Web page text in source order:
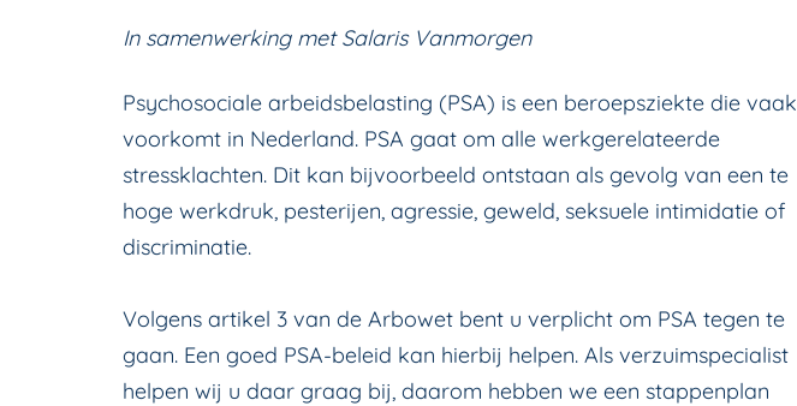
In samenwerking met Salaris Vanmorgen
Psychosociale arbeidsbelasting (PSA) is een beroepsziekte die vaak
voorkomt in Nederland. PSA gaat om alle werkgerelateerde
stressklachten. Dit kan bijvoorbeeld ontstaan als gevolg van een te
hoge werkdruk, pesterijen, agressie, geweld, seksuele intimidatie of
discriminatie.
Volgens artikel 3 van de Arbowet bent u verplicht om PSA tegen te
gaan. Een goed PSA-beleid kan hierbij helpen. Als verzuimspecialist
helpen wij u daar graag bij, daarom hebben we een stappenplan